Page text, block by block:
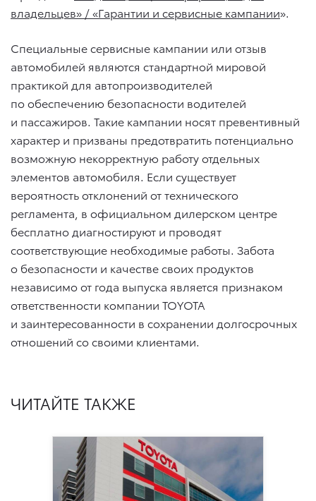
владельцев» / «Гарантии и сервисные кампании».
Специальные сервисные кампании или отзыв
автомобилей являются стандартной мировой
практикой для автопроизводителей
по обеспечению безопасности водителей
и пассажиров. Такие кампании носят превентивный
характер и призваны предотвратить потенциально
возможную некорректную работу отдельных
элементов автомобиля. Если существует
вероятность отклонений от технического
регламента, в официальном дилерском центре
бесплатно диагностируют и проводят
соответствующие необходимые работы. Забота
о безопасности и качестве своих продуктов
независимо от года выпуска является признаком
ответственности компании TOYOTA
и заинтересованности в сохранении долгосрочных
отношений со своими клиентами.
ЧИТАЙТЕ ТАКЖЕ